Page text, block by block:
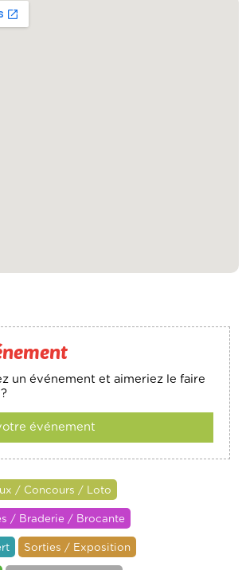
un événement et aimeriez le faire
événement
/ Concours / Loto
/ Braderie / Brocante
Sorties / Exposition